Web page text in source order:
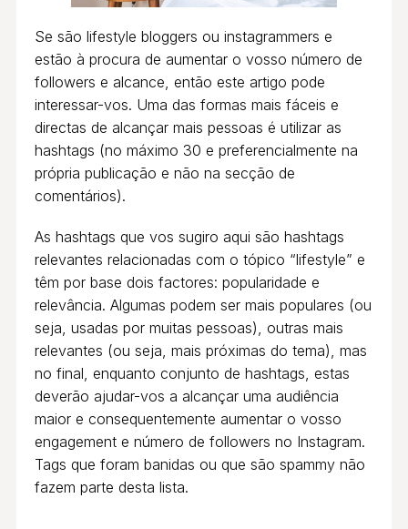
Se são lifestyle bloggers ou instagrammers e
estão à procura de aumentar o vosso número de
followers e alcance, então este artigo pode
interessar-vos. Uma das formas mais fáceis e
directas de alcançar mais pessoas é utilizar as
hashtags (no máximo 30 e preferencialmente na
própria publicação e não na secção de
comentários).
As hashtags que vos sugiro aqui são hashtags
relevantes relacionadas com o tópico “lifestyle” e
têm por base dois factores: popularidade e
relevância. Algumas podem ser mais populares (ou
seja, usadas por muitas pessoas), outras mais
relevantes (ou seja, mais próximas do tema), mas
no final, enquanto conjunto de hashtags, estas
deverão ajudar-vos a alcançar uma audiência
maior e consequentemente aumentar o vosso
engagement e número de followers no Instagram.
Tags que foram banidas ou que são spammy não
fazem parte desta lista.